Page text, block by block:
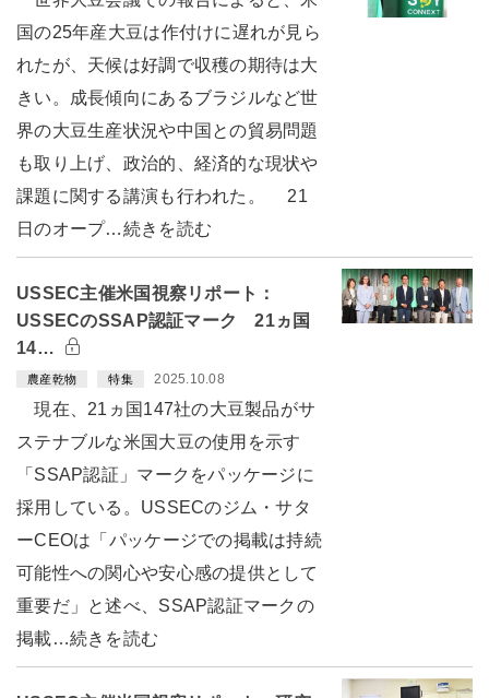
国の25年産大豆は作付けに遅れが見ら
れたが、天候は好調で収穫の期待は大
きい。成長傾向にあるブラジルなど世
界の大豆生産状況や中国との貿易問題
も取り上げ、政治的、経済的な現状や
課題に関する講演も行われた。 21
日のオープ…続きを読む
USSEC主催米国視察リポート：
USSECのSSAP認証マーク 21ヵ国
14…
農産乾物 特集 2025.10.08
現在、21ヵ国147社の大豆製品がサ
ステナブルな米国大豆の使用を示す
「SSAP認証」マークをパッケージに
採用している。USSECのジム・サタ
ーCEOは「パッケージでの掲載は持続
可能性への関心や安心感の提供として
重要だ」と述べ、SSAP認証マークの
掲載…続きを読む